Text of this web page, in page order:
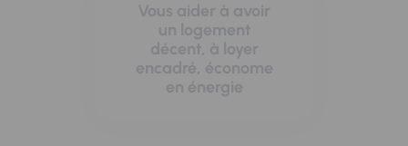
Vous aider à avoir
un logement
décent, à loyer
encadré, économe
en énergie